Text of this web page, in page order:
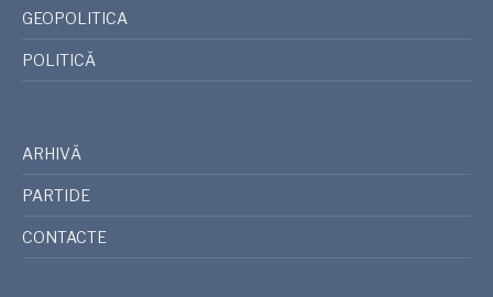
GEOPOLITICA
POLITICĂ
ARHIVĂ
PARTIDE
CONTACTE